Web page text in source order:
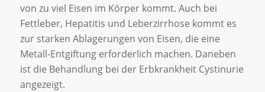
von zu viel Eisen im Körper kommt. Auch bei
Fettleber, Hepatitis und Leberzirrhose kommt es
zur starken Ablagerungen von Eisen, die eine
Metall-Entgiftung erforderlich machen. Daneben
ist die Behandlung bei der Erbkrankheit Cystinurie
angezeigt.